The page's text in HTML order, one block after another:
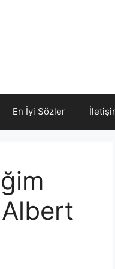
En İyi Sözler